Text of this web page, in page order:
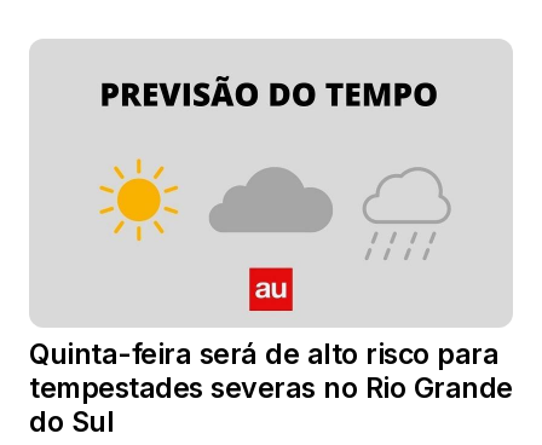
Quinta-feira será de alto risco para
tempestades severas no Rio Grande
do Sul